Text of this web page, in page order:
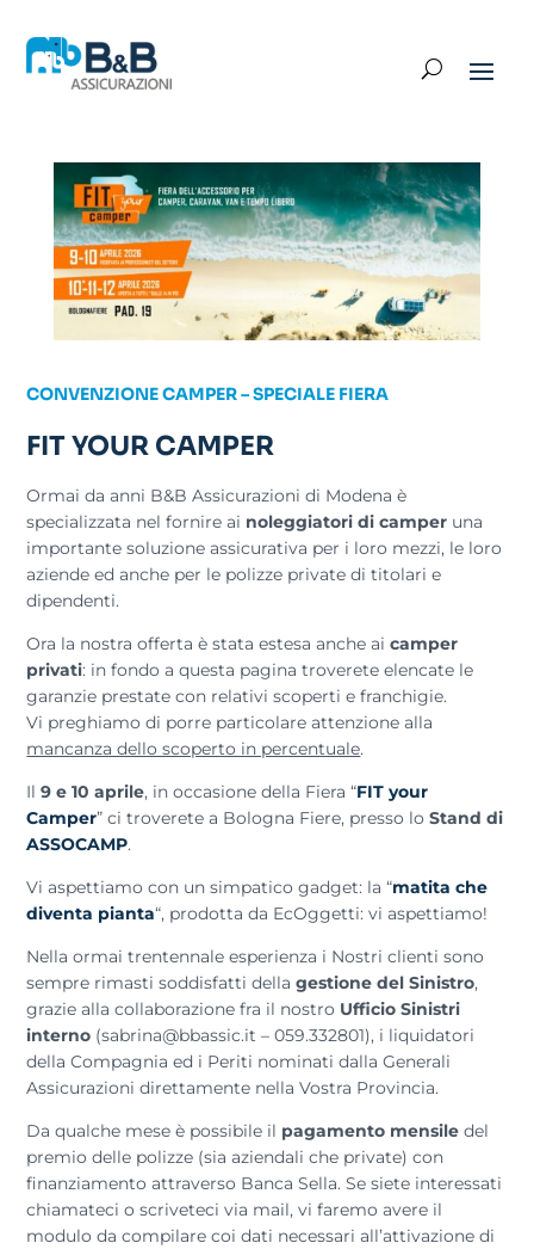
CONVENZIONE CAMPER – SPECIALE FIERA
FIT YOUR CAMPER
Ormai da anni B&B Assicurazioni di Modena è
specializzata nel fornire ai noleggiatori di camper una
importante soluzione assicurativa per i loro mezzi, le loro
aziende ed anche per le polizze private di titolari e
dipendenti.
Ora la nostra offerta è stata estesa anche aicamper
privati: in fondo a questa pagina troverete elencate le
garanzie prestate con relativi scoperti e franchigie.
Vi preghiamo di porre particolare attenzione alla
mancanza dello scoperto in percentuale.
Il9 e 10 aprile, in occasione della Fiera “FIT your
Camper” ci troverete a Bologna Fiere, presso loStand di
ASSOCAMP.
Vi aspettiamo con un simpatico gadget: la “matita che
diventa pianta“, prodotta da EcOggetti: vi aspettiamo!
Nella ormai trentennale esperienza i Nostri clienti sono
sempre rimasti soddisfatti dellagestione del Sinistro,
grazie alla collaborazione fra il nostro Ufficio Sinistri
interno (sabrina@bbassic.it – 059.332801), i liquidatori
della Compagnia ed i Periti nominati dalla Generali
Assicurazioni direttamente nella Vostra Provincia.
Da qualche mese è possibile il pagamento mensile del
premio delle polizze (sia aziendali che private) con
finanziamento attraverso Banca Sella. Se siete interessati
chiamateci o scriveteci via mail, vi faremo avere il
modulo da compilare coi dati necessari all’attivazione di